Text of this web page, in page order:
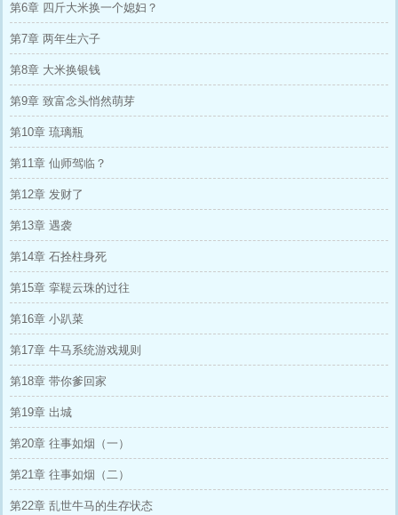
第6章 四斤大米换一个媳妇？
第7章 两年生六子
第8章 大米换银钱
第9章 致富念头悄然萌芽
第10章 琉璃瓶
第11章 仙师驾临？
第12章 发财了
第13章 遇袭
第14章 石拴柱身死
第15章 挛鞮云珠的过往
第16章 小趴菜
第17章 牛马系统游戏规则
第18章 带你爹回家
第19章 出城
第20章 往事如烟（一）
第21章 往事如烟（二）
第22章 乱世牛马的生存状态